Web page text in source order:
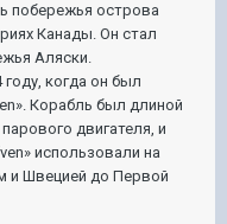
побережья острова
Канады. Он стал
Аляски.
году, когда он был
Корабль был длиной
двигателя, и
использовали на
и Швецией до Первой